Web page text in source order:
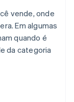
vende, onde
Em algumas
quando é
da categoria